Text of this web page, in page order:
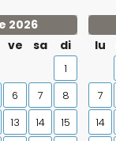
2026
ve sa di
1
6 7
8
13 14
15
lu
7
14